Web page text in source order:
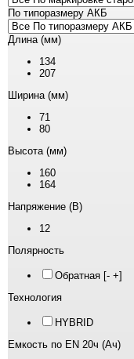
По типоразмеру АКБ
Длина (мм)
134
207
Ширина (мм)
71
80
Высота (мм)
160
164
Напряжение (В)
12
Полярность
Обратная [- +]
Технология
HYBRID
Емкость по EN 20ч (Ач)